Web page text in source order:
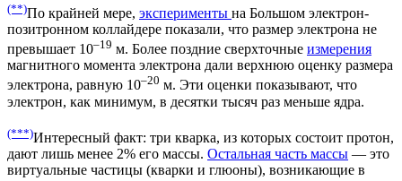
(**)По крайней мере, эксперименты на Большом электрон-
позитронном коллайдере показали, что размер электрона не
превышает 10–19 м. Более поздние сверхточные измерения
магнитного момента электрона дали верхнюю оценку размера
электрона, равную 10–20 м. Эти оценки показывают, что
электрон, как минимум, в десятки тысяч раз меньше ядра.
(***)Интересный факт: три кварка, из которых состоит протон,
дают лишь менее 2% его массы. Остальная часть массы — это
виртуальные частицы (кварки и глюоны), возникающие в